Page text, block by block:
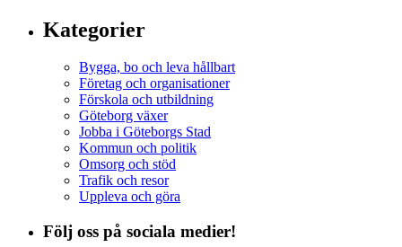
Kategorier
Bygga, bo och leva hållbart
Företag och organisationer
Förskola och utbildning
Göteborg växer
Jobba i Göteborgs Stad
Kommun och politik
Omsorg och stöd
Trafik och resor
Uppleva och göra
Följ oss på sociala medier!